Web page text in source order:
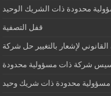
محدودة ذات الشريك الوحيد
قفل التصفية
لإشعار بالتغيير حل شركة
شركة ذات مسؤولية محدودة
محدودة ذات شريك وحيد